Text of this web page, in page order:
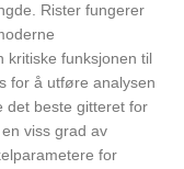
Rister fungerer
kritiske funksjonen til
for å utføre analysen
det beste gitteret for
viss grad av
for